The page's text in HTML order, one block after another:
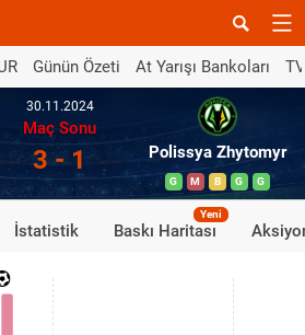
Günün Özeti At Yarışı Bankoları
30.11.2024
Maç Sonu
3 - 1 Polissya Zhytomyr
G M B G G
İstatistik Baskı Haritası
Yeni